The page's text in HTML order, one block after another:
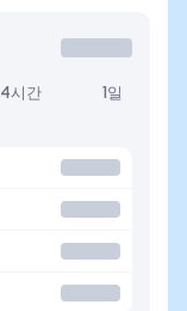
4시간 1일